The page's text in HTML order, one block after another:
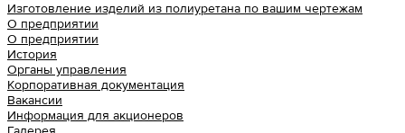
Изготовление изделий из полиуретана по вашим чертежам
О предприятии
О предприятии
История
Органы управления
Корпоративная документация
Вакансии
Информация для акционеров